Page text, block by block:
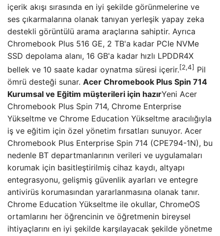
içerik akışı sırasında en iyi şekilde görünmelerine ve
ses çıkarmalarına olanak tanıyan yerleşik yapay zeka
destekli görüntülü arama araçlarına sahiptir. Ayrıca
Chromebook Plus 516 GE, 2 TB'a kadar PCIe NVMe
SSD depolama alanı, 16 GB'a kadar hızlı LPDDR4X
bellek ve 10 saate kadar oynatma süresi içerir.[2,4] Pil
ömrü desteği sunar. Acer Chromebook Plus Spin 714
Kurumsal ve Eğitim müşterileri için hazırYeni Acer
Chromebook Plus Spin 714, Chrome Enterprise
Yükseltme ve Chrome Education Yükseltme aracılığıyla
iş ve eğitim için özel yönetim fırsatları sunuyor. Acer
Chromebook Plus Enterprise Spin 714 (CPE794-1N), bu
nedenle BT departmanlarının verileri ve uygulamaları
korumak için basitleştirilmiş cihaz kaydı, altyapı
entegrasyonu, gelişmiş güvenlik ayarları ve entegre
antivirüs korumasından yararlanmasına olanak tanır.
Chrome Education Yükseltme ile okullar, ChromeOS
ortamlarını her öğrencinin ve öğretmenin bireysel
ihtiyaçlarını en iyi şekilde karşılayacak şekilde yönetme